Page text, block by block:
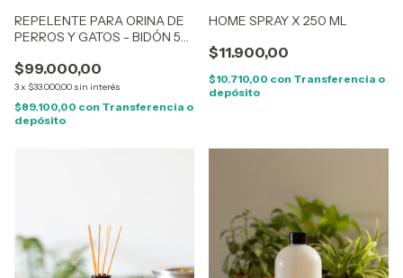
REPELENTE PARA ORINA DE
PERROS Y GATOS - BIDÓN 5
$99.000,00
3x $33.000,00 sin interés
$89.100,00 con Transferencia o
depósito
HOME SPRAY X 250 ML
$11.900,00
$10.710,00 con Transferencia o
depósito